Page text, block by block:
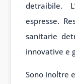
detraibile.
espresse.
sanitarie
innovative e
Sono inoltre